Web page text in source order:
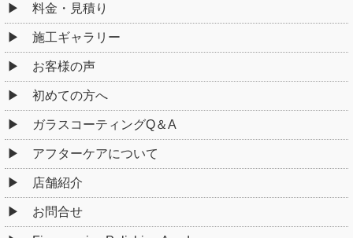
料金・見積り
施工ギャラリー
お客様の声
初めての方へ
ガラスコーティングQ＆A
アフターケアについて
店舗紹介
お問合せ